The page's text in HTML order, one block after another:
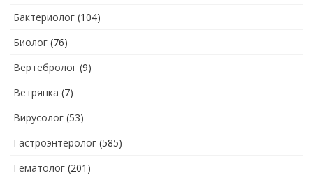
Бактериолог (104)
Биолог (76)
Вертебролог (9)
Ветрянка (7)
Вирусолог (53)
Гастроэнтеролог (585)
Гематолог (201)